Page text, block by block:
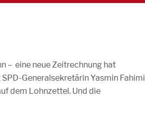
– eine neue Zeitrechnung hat
Generalsekretärin Yasmin Fahimi
dem Lohnzettel. Und die